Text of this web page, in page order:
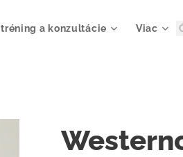
tréning a konzultácie Viac